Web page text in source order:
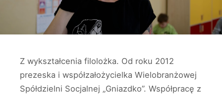
Z wykształcenia filolożka. Od roku 2012
prezeska i współzałożycielka Wielobranżowej
Spółdzielni Socjalnej „Gniazdko”. Współpracę z